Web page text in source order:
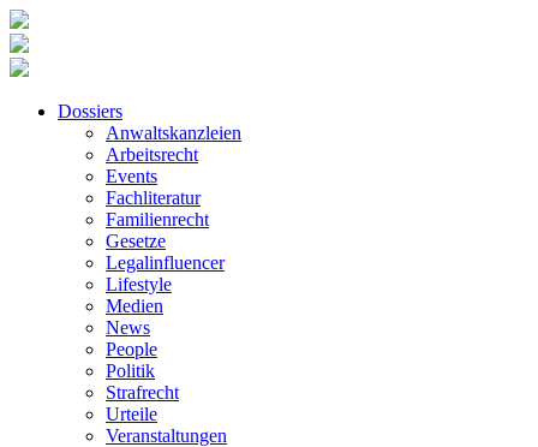
Dossiers
Anwaltskanzleien
Arbeitsrecht
Events
Fachliteratur
Familienrecht
Gesetze
Legalinfluencer
Lifestyle
Medien
News
People
Politik
Strafrecht
Urteile
Veranstaltungen